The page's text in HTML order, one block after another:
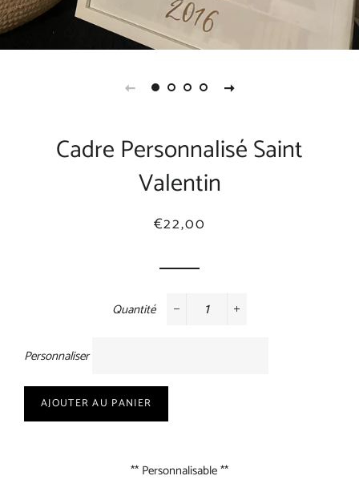
Cadre Personnalisé Saint
Valentin
Prix
Prix
€22,00
Quantité
Personnaliser
AJOUTER AU PANIER
** Personnalisable **